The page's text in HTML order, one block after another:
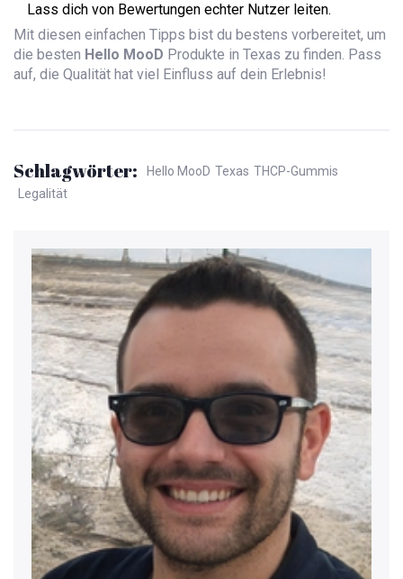
Lass dich von Bewertungen echter Nutzer leiten.
Mit diesen einfachen Tipps bist du bestens vorbereitet, um
die besten Hello MooD Produkte in Texas zu finden. Pass
auf, die Qualität hat viel Einfluss auf dein Erlebnis!
Schlagwörter: Hello MooD Texas THCP-Gummis
Legalität